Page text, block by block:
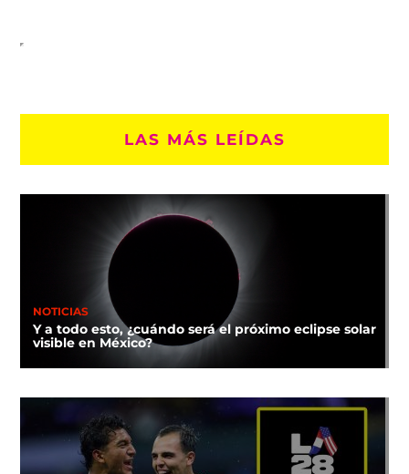
LAS MÁS LEÍDAS
NOTICIAS
Y a todo esto, ¿cuándo será el próximo eclipse solar
visible en México?